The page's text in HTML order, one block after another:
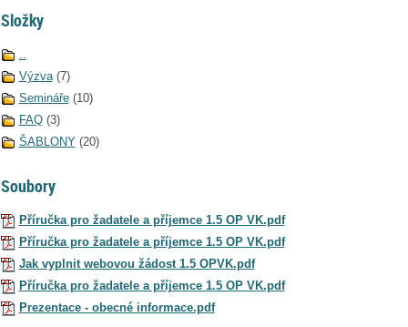
Složky
..
Výzva (7)
Semináře (10)
FAQ (3)
ŠABLONY (20)
Soubory
Příručka pro žadatele a příjemce 1.5 OP VK.pdf
Příručka pro žadatele a příjemce 1.5 OP VK.pdf
Jak vyplnit webovou žádost 1.5 OPVK.pdf
Příručka pro žadatele a příjemce 1.5 OP VK.pdf
Prezentace - obecné informace.pdf